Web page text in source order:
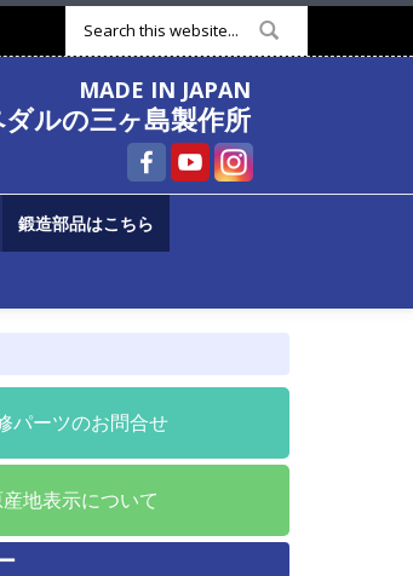
検索フォーム
MADE IN JAPAN
ダルの三ヶ島製作所
鍛造部品はこちら
パーツのお問合せ
産地表示について